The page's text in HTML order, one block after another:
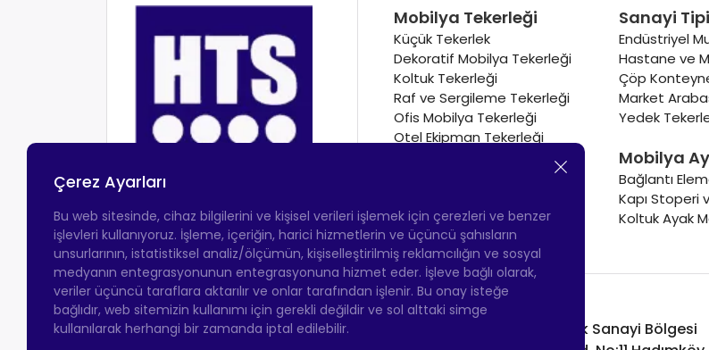
Mobilya Tekerleği
Küçük Tekerlek
Dekoratif Mobilya Tekerleği
Koltuk Tekerleği
Raf ve Sergileme Tekerleği
Ofis Mobilya Tekerleği
Otel Ekipman Tekerleği
Soğutucu ve Isıtıcı Tekerleği
Sanayi
Endüstriyel
Hastane ve
Çöp
Market
Yedek
Mobilya
Bağlantı
Kapı Stoperi
Koltuk Ayak
Atatürk Sanayi Bölgesi
Çerez Ayarları
Bu web sitesinde, cihaz bilgilerini ve kişisel verileri işlemek için çerezleri ve benzer
işlevleri kullanıyoruz. İşleme, içeriğin, harici hizmetlerin ve üçüncü şahısların
unsurlarının, istatistiksel analiz/ölçümün, kişiselleştirilmiş reklamcılığın ve sosyal
medyanın entegrasyonunun entegrasyonuna hizmet eder. İşleve bağlı olarak,
veriler üçüncü taraflara aktarılır ve onlar tarafından işlenir. Bu onay isteğe
bağlıdır, web sitemizin kullanımı için gerekli değildir ve sol alttaki simge
kullanılarak herhangi bir zamanda iptal edilebilir.